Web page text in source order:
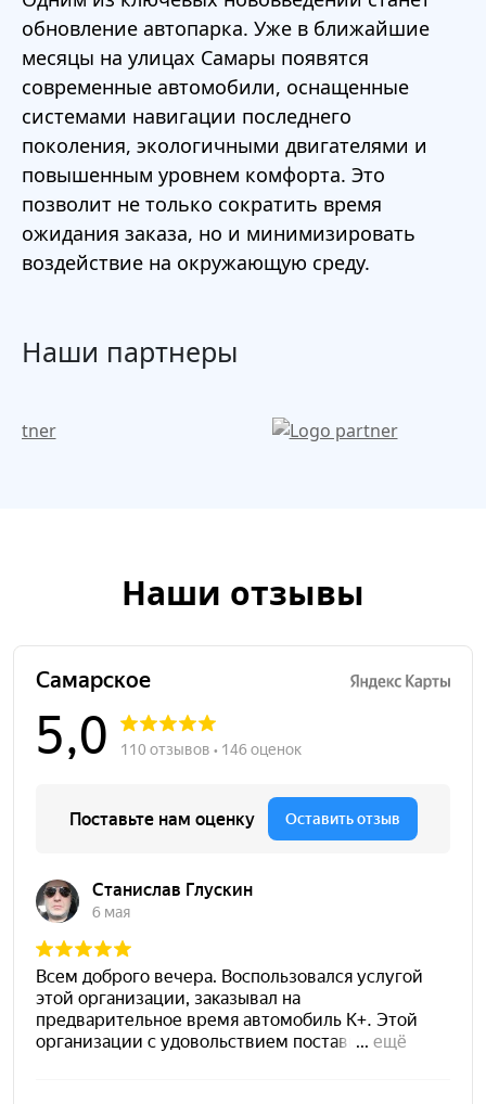
обновление автопарка. Уже в ближайшие
месяцы на улицах Самары появятся
современные автомобили, оснащенные
системами навигации последнего
поколения, экологичными двигателями и
повышенным уровнем комфорта. Это
позволит не только сократить время
ожидания заказа, но и минимизировать
воздействие на окружающую среду.
Наши партнеры
Наши отзывы